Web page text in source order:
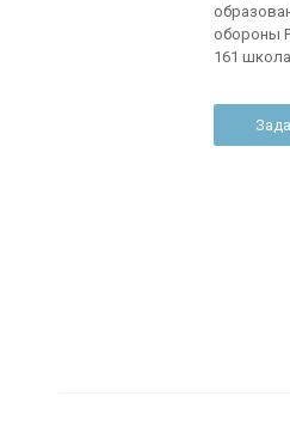
обороны
161 школа